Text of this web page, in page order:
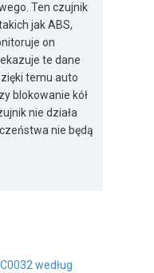
Ten czujnik
jak ABS,
on
te dane
temu auto
blokowanie kół
nie działa
nie będą
według